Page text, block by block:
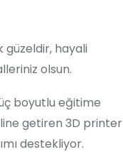
güzeldir, hayali
olsun.
boyutlu eğitime
getiren 3D printer
destekliyor.